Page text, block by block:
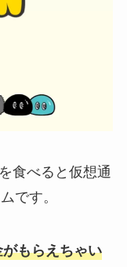
食べると仮想通
です。
もらえちゃい